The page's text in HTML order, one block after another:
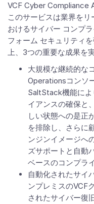
VCF Cyber Compliance
このサービスは業界を
おけるサイバー コンプ
フォーム セキュリティ
上、3つの重要な成果を
大規模な継続的な
Operationsコンソ
SaltStack機能によ
イアンスの確保と
しい状態への是正
を排除し、さらに
ンジンイメージへ
ズサポートと自動
ベースのコンプラ
自動化されたサイ
ンプレミスのVCF
されたサイバー復